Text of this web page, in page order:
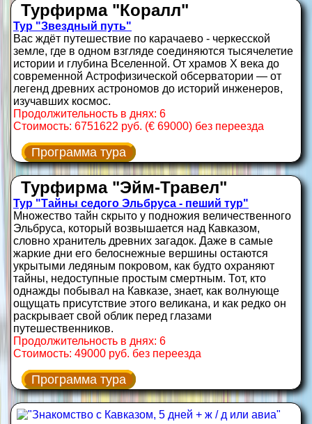
Турфирма "Коралл"
Тур "Звездный путь"
Вас ждёт путешествие по карачаево - черкесской
земле, где в одном взгляде соединяются тысячелетие
истории и глубина Вселенной. От храмов X века до
современной Астрофизической обсерватории — от
легенд древних астрономов до историй инженеров,
изучавших космос.
Продолжительность в днях: 6
Стоимость: 6751622 руб. (€ 69000) без переезда
Программа тура
Турфирма "Эйм-Травел"
Тур "Тайны седого Эльбруса - пеший тур"
Множество тайн скрыто у подножия величественного
Эльбруса, который возвышается над Кавказом,
словно хранитель древних загадок. Даже в самые
жаркие дни его белоснежные вершины остаются
укрытыми ледяным покровом, как будто охраняют
тайны, недоступные простым смертным. Тот, кто
однажды побывал на Кавказе, знает, как волнующе
ощущать присутствие этого великана, и как редко он
раскрывает свой облик перед глазами
путешественников.
Продолжительность в днях: 6
Стоимость: 49000 руб. без переезда
Программа тура